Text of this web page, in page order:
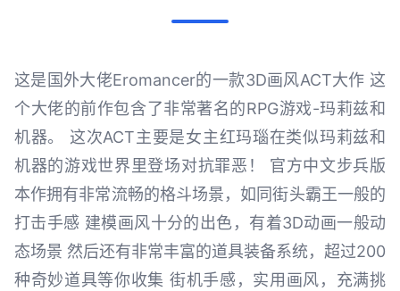
这是国外大佬Eromancer的一款3D画风ACT大作 这
个大佬的前作包含了非常著名的RPG游戏-玛莉兹和
机器。 这次ACT主要是女主红玛瑙在类似玛莉兹和
机器的游戏世界里登场对抗罪恶！ 官方中文步兵版
本作拥有非常流畅的格斗场景，如同街头霸王一般的
打击手感 建模画风十分的出色，有着3D动画一般动
态场景 然后还有非常丰富的道具装备系统，超过200
种奇妙道具等你收集 街机手感，实用画风，充满挑